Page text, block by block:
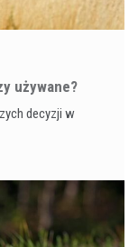
używane?
decyzji w